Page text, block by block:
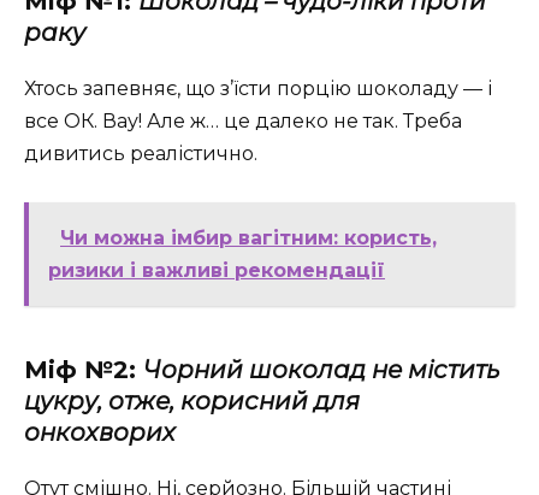
раку
Хтось запевняє, що з’їсти порцію шоколаду — і
все ОК. Вау! Але ж… це далеко не так. Треба
дивитись реалістично.
Чи можна імбир вагітним: користь,
ризики і важливі рекомендації
Міф №2: Чорний шоколад не містить
цукру, отже, корисний для
онкохворих
Отут смішно. Ні, серйозно. Більшій частині